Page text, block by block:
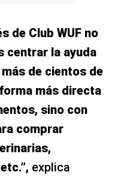
de Club WUF no
centrar la ayuda
de cientos de
más directa
sino con
comprar
explica